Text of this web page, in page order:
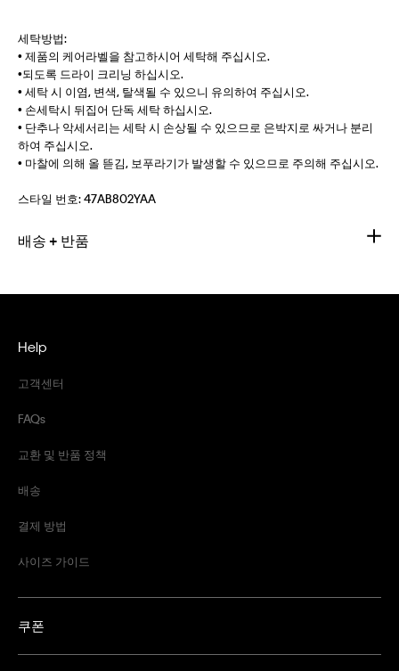
세탁방법:
• 제품의 케어라벨을 참고하시어 세탁해 주십시오.
•되도록 드라이 크리닝 하십시오.
• 세탁 시 이염, 변색, 탈색될 수 있으니 유의하여 주십시오.
• 손세탁시 뒤집어 단독 세탁 하십시오.
• 단추나 악세서리는 세탁 시 손상될 수 있으므로 은박지로 싸거나 분리
하여 주십시오.
• 마찰에 의해 올 뜯김, 보푸라기가 발생할 수 있으므로 주의해 주십시오.
스타일 번호:47AB802YAA
배송 + 반품
Help
고객센터
FAQs
교환 및 반품 정책
배송
결제 방법
사이즈 가이드
쿠폰